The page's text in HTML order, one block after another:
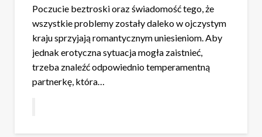
Poczucie beztroski oraz świadomość tego, że
wszystkie problemy zostały daleko w ojczystym
kraju sprzyjają romantycznym uniesieniom. Aby
jednak erotyczna sytuacja mogła zaistnieć,
trzeba znaleźć odpowiednio temperamentną
partnerkę, która…